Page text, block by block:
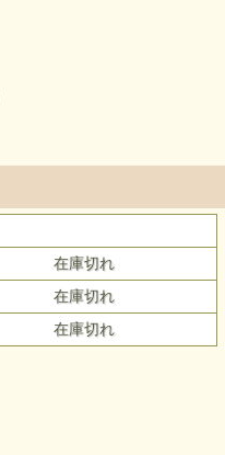
在庫切れ
在庫切れ
在庫切れ